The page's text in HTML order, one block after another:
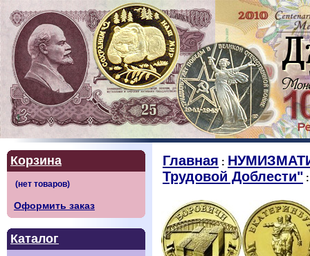
Корзина
Оформить заказ
Каталог
Главная :
Трудовой Доблести" :